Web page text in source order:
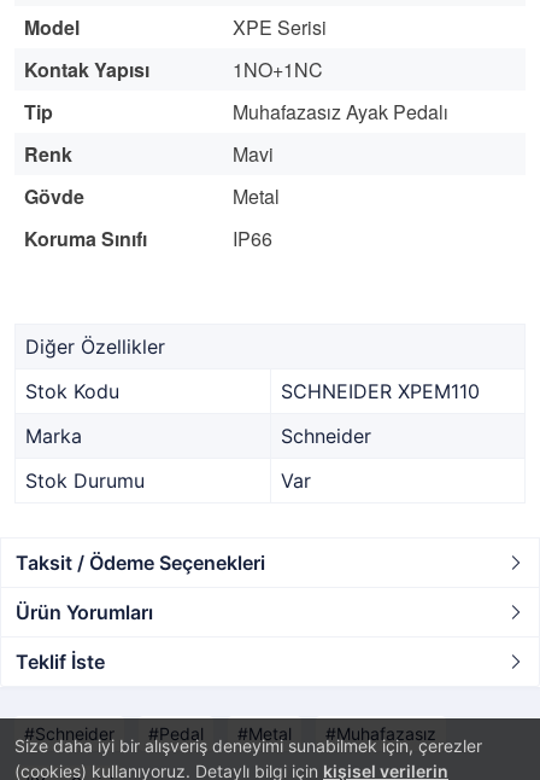
Size daha iyi bir alışveriş deneyimi sunabilmek için, çerezler
(cookies) kullanıyoruz. Detaylı bilgi için kişisel verilerin
Model
XPE Serisi
Kontak Yapısı
1NO+1NC
Tip
Muhafazasız Ayak Pedalı
Renk
Mavi
Gövde
Metal
Koruma Sınıfı
IP66
Diğer Özellikler
Stok Kodu
SCHNEIDER XPEM110
Marka
Schneider
Stok Durumu
Var
Taksit / Ödeme Seçenekleri
Ürün Yorumları
Teklif İste
Schneider Pedal Metal Muhafazasız